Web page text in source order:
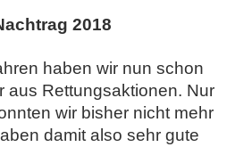
2018
haben wir nun schon
aus Rettungsaktionen. Nur
wir bisher nicht mehr
damit also sehr gute